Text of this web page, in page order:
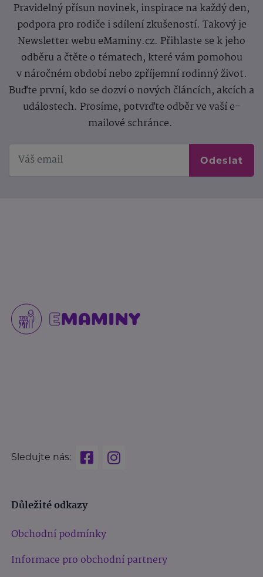
Pravidelný přísun novinek, inspirace na každý den,
podpora pro rodiče i sdílení zkušeností. Takový je
Newsletter webu eMaminy.cz. Přihlaste se k jeho
odběru a čtěte o tématech, které vám pomohou
v náročném období nebo zpříjemní rodinný život.
Buďte první, kdo se dozví o nových článcích, akcích a
událostech. Prosíme, potvrďte odběr ve vaší e-
mailové schránce.
Odeslat
Sledujte nás:
Důležité odkazy
Obchodní podmínky
Informace pro obchodní partnery